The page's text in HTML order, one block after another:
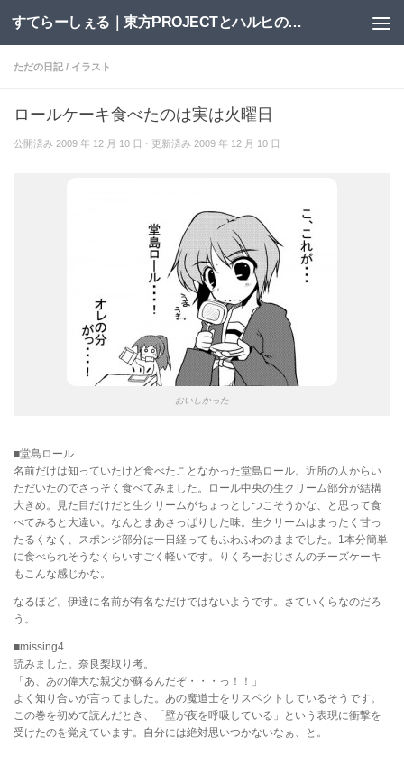
コンテンツへスキップ すてらーしぇる｜東方PROJECTとハルヒの二次創作サイト
ただの日記 / イラスト
ロールケーキ食べたのは実は火曜日
公開済み 2009 年 12 月 10 日 · 更新済み 2009 年 12 月 10 日
おいしかった
■堂島ロール
名前だけは知っていたけど食べたことなかった堂島ロール。近所の人からい
ただいたのでさっそく食べてみました。ロール中央の生クリーム部分が結構
大きめ。見た目だけだと生クリームがちょっとしつこそうかな、と思って食
べてみると大違い。なんとまあさっぱりした味。生クリームはまったく甘っ
たるくなく、スポンジ部分は一日経ってもふわふわのままでした。1本分簡単
に食べられそうなくらいすごく軽いです。りくろーおじさんのチーズケーキ
もこんな感じかな。
なるほど。伊達に名前が有名なだけではないようです。さていくらなのだろ
う。
■missing4
読みました。奈良梨取り考。
「あ、あの偉大な親父が蘇るんだぞ・・・っ！！」
よく知り合いが言ってました。あの魔道士をリスペクトしているそうです。
この巻を初めて読んだとき、「壁が夜を呼吸している」という表現に衝撃を
受けたのを覚えています。自分には絶対思いつかないなぁ、と。